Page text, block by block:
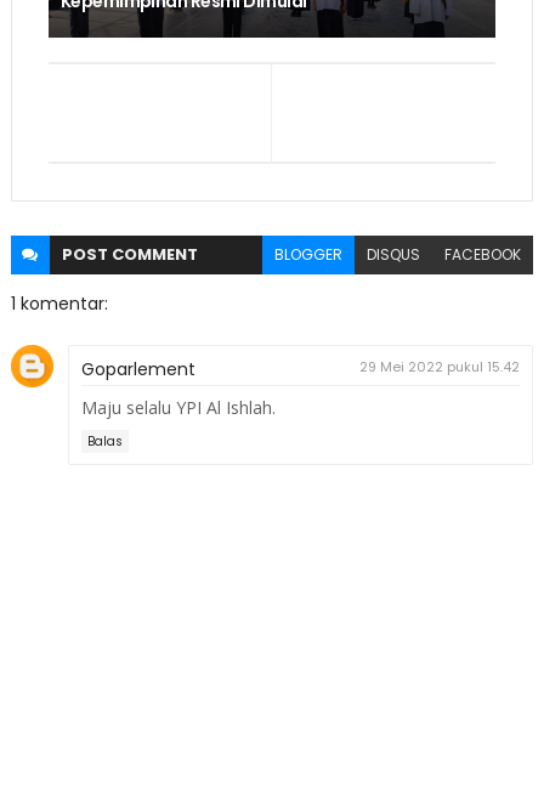
POST COMMENT BLOGGER DISQUS FACEBOOK
1 komentar:
Goparlement 29 Mei 2022 pukul 15.42
Maju selalu YPI Al Ishlah.
Balas